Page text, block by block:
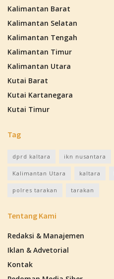
Kalimantan Barat
Kalimantan Selatan
Kalimantan Tengah
Kalimantan Timur
Kalimantan Utara
Kutai Barat
Kutai Kartanegara
Kutai Timur
Tag
dprd kaltara ikn nusantara
Kalimantan Utara kaltara
polres tarakan tarakan
Tentang Kami
Redaksi & Manajemen
Iklan & Advetorial
Kontak